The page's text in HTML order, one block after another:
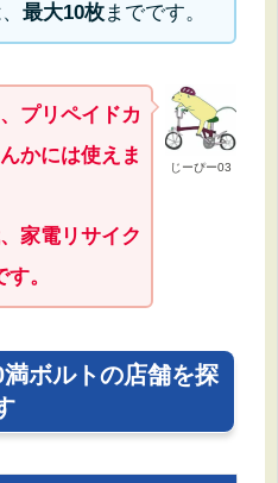
最大10枚までです。
じーぴー03
プリペイドカ
かには使えま
家電リサイク
。
ボルトの店舗を探